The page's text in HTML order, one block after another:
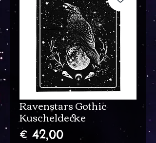
Ravenstars Gothic
Kuscheldecke
€ 42,00Prijs